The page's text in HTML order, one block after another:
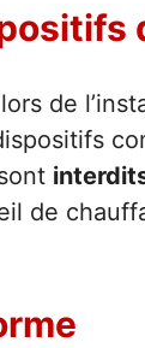
de
de